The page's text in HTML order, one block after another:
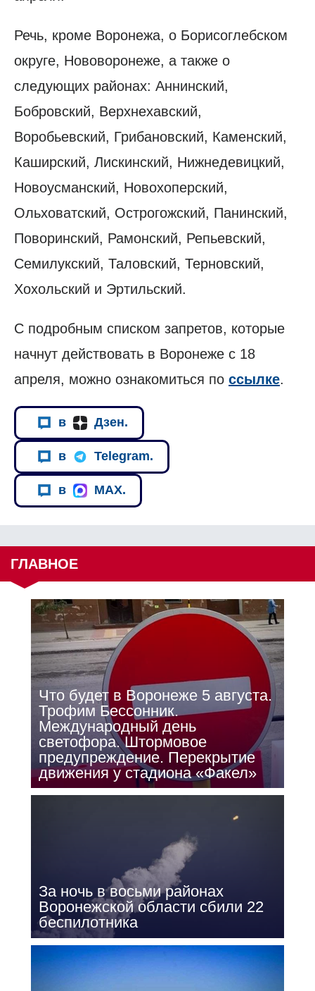
Речь, кроме Воронежа, о Борисоглебском
округе, Нововоронеже, а также о
следующих районах: Аннинский,
Бобровский, Верхнехавский,
Воробьевский, Грибановский, Каменский,
Каширский, Лискинский, Нижнедевицкий,
Новоусманский, Новохоперский,
Ольховатский, Острогожский, Панинский,
Поворинский, Рамонский, Репьевский,
Семилукский, Таловский, Терновский,
Хохольский и Эртильский.
С подробным списком запретов, которые
начнут действовать в Воронеже с 18
апреля, можно ознакомиться по ссылке.
в Дзен.
в Telegram.
в MAX.
ГЛАВНОЕ
Что будет в Воронеже 5 августа.
Трофим Бессонник.
Международный день
светофора. Штормовое
предупреждение. Перекрытие
движения у стадиона «Факел»
За ночь в восьми районах
Воронежской области сбили 22
беспилотника